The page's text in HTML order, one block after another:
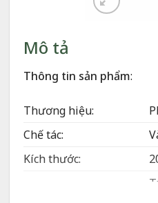
Mô tả
Thông tin sản phẩm:
Thương hiệu:
Chế tác:
Kích thước: